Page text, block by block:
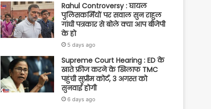
Rahul Controversy : घायल
पुलिसकर्मियों पर सवाल सुन राहुल
गांधी पत्रकार से बोले क्या आप बीजेपी
के हो
5 days ago
Supreme Court Hearing : ED के
खाते फ्रीज करने के खिलाफ TMC
पहुंची सुप्रीम कोर्ट, 3 अगस्त को
सुनवाई होगी
6 days ago